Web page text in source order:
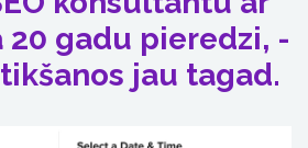
20 gadu pieredzi, -
jau tagad.